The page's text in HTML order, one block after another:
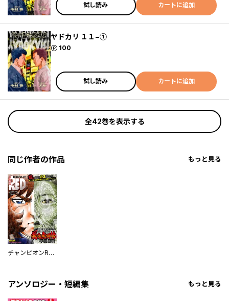
試し読み カートに追加
ヤドカリ １１−①
100
ポイント
試し読み カートに追加
全42巻を表示する
同じ作者の作品 もっと見る
チャンピオンRED
アンソロジー・短編集 もっと見る